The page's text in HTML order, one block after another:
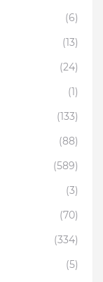
(6)
(13)
(24)
(1)
(133)
(88)
(589)
(3)
(70)
(334)
(5)